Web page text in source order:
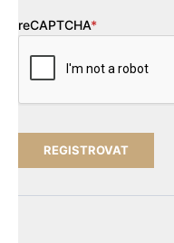
reCAPTCHA*